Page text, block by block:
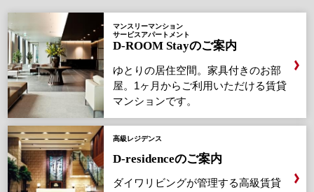
高級レジデンス
D-residenceのご案内
ダイワリビングが管理する高級賃貸
マンスリーマンション
サービスアパートメント
D-ROOM Stayのご案内
ゆとりの居住空間。家具付きのお部
屋。 1ヶ月からご利用いただける賃貸
マンションです。